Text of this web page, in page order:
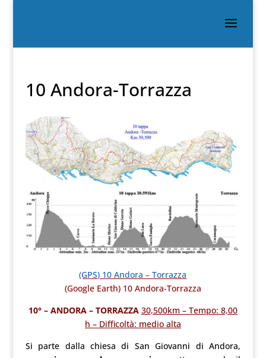
10 Andora-Torrazza
(GPS) 10 Andora – Torrazza
(Google Earth) 10 Andora-Torrazza
10° – ANDORA – TORRAZZA 30,500km – Tempo: 8,00
h – Difficoltà: medio alta
Si parte dalla chiesa di San Giovanni di Andora,